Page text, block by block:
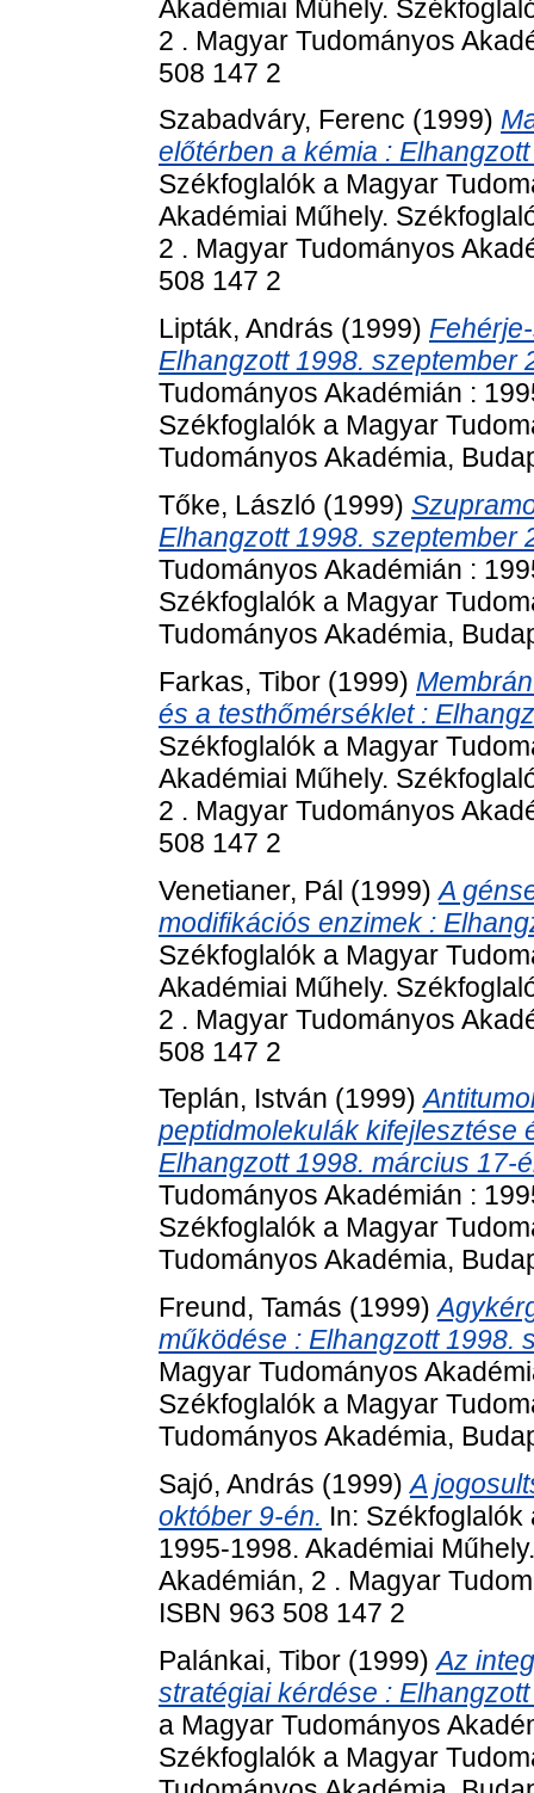
Akadémiai Műhely.
2 . Magyar Tudományos
508 147 2
Szabadváry, Ferenc (1999)
előtérben a kémia :
Székfoglalók a Magyar
Akadémiai Műhely.
2 . Magyar Tudományos
508 147 2
Lipták, András (1999)
Elhangzott 1998. szeptember
Tudományos Akadémián :
Székfoglalók a Magyar
Tudományos Akadémia,
Tőke, László (1999)
Elhangzott 1998. szeptember
Tudományos Akadémián :
Székfoglalók a Magyar
Tudományos Akadémia,
Farkas, Tibor (1999)
és a testhőmérséklet :
Székfoglalók a Magyar
Akadémiai Műhely.
2 . Magyar Tudományos
508 147 2
Venetianer, Pál (1999)A
modifikációs enzimek :
Székfoglalók a Magyar
Akadémiai Műhely.
2 . Magyar Tudományos
508 147 2
Teplán, István (1999)
peptidmolekulák kifejlesztése
Elhangzott 1998. március 17-
Tudományos Akadémián :
Székfoglalók a Magyar
Tudományos Akadémia,
Freund, Tamás (1999)
működése : Elhangzott 1998.
Magyar Tudományos
Székfoglalók a Magyar
Tudományos Akadémia,
Sajó, András (1999)A
október 9-én. In:
1995-1998. Akadémiai
Akadémián, 2 . Magyar
ISBN 963 508 147 2
Palánkai, Tibor (1999)Az
stratégiai kérdése :
a Magyar Tudományos
Székfoglalók a Magyar